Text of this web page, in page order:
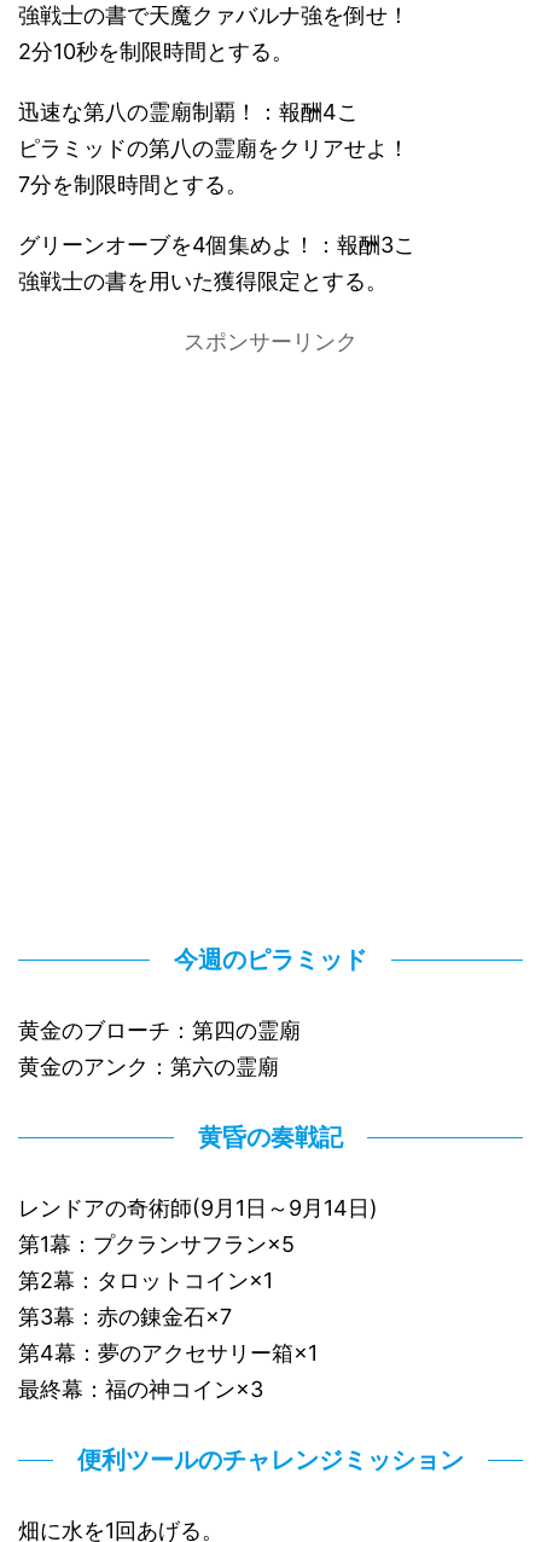
強戦士の書で天魔クァバルナ強を倒せ！
2分10秒を制限時間とする。
迅速な第八の霊廟制覇！：報酬4こ
ピラミッドの第八の霊廟をクリアせよ！
7分を制限時間とする。
グリーンオーブを4個集めよ！：報酬3こ
強戦士の書を用いた獲得限定とする。
スポンサーリンク
今週のピラミッド
黄金のブローチ：第四の霊廟
黄金のアンク：第六の霊廟
黄昏の奏戦記
レンドアの奇術師(9月1日～9月14日)
第1幕：プクランサフラン×5
第2幕：タロットコイン×1
第3幕：赤の錬金石×7
第4幕：夢のアクセサリー箱×1
最終幕：福の神コイン×3
便利ツールのチャレンジミッション
畑に水を1回あげる。